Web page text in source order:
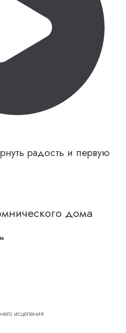
радость и первую
дома
исцеления